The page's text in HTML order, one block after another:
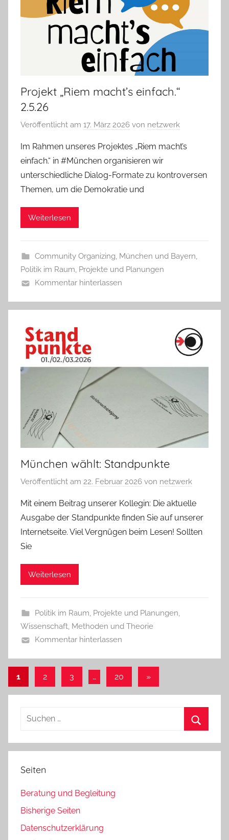
Projekt „Riem macht’s einfach.“
2.5.26
Veröffentlicht am 17. März 2026 von netzwerk
Im Rahmen unseres Projektes „Riem macht’s
einfach.“ in #München organisieren wir
unterschiedliche Dialog-Formate zu kontroversen
Themen, um die Demokratie und
Weiterlesen
Community Organizing, München und Bayern,
Politik im Raum, Projekte und Planungen
Kommentar hinterlassen
München wählt: Standpunkte
Veröffentlicht am 22. Februar 2026 von netzwerk
Mit einem Beitrag unserer Kollegin: Die aktuelle
Ausgabe der Standpunkte finden Sie auf unserer
Internetseite. Viel Vergnügen beim Lesen! Sollten
Sie
Weiterlesen
Politik im Raum, Projekte und Planungen,
Wissenschaft, Methoden und Theorie
Kommentar hinterlassen
Seitennummerierung
der
Beiträge
1 2 3 … 20
Nächste
»
Suchen
Seiten
Beratung und Begleitung
Bisherige Seiten
Datenschutzerklärung